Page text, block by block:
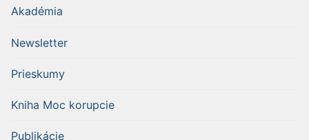
Akadémia
Newsletter
Prieskumy
Kniha Moc korupcie
Publikácie